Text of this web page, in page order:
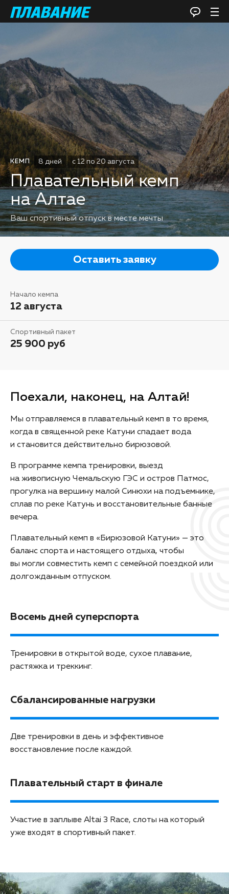
КЕМП 8 дней с 12 по 20 августа
Плавательный кемп
на Алтае
Ваш спортивный отпуск в месте мечты
Оставить заявку
Начало кемпа
12 августа
Спортивный пакет
25 900 руб
Поехали, наконец, на Алтай!
Мы отправляемся в плавательный кемп в то время,
когда в священной реке Катуни спадает вода
и становится действительно бирюзовой.
В программе кемпа тренировки, выезд
на живописную Чемальскую ГЭС и остров Патмос,
прогулка на вершину малой Синюхи на подъемнике,
сплав по реке Катунь и восстановительные банные
вечера.
Плавательный кемп в «Бирюзовой Катуни» — это
баланс спорта и настоящего отдыха, чтобы
вы могли совместить кемп с семейной поездкой или
долгожданным отпуском.
Восемь дней суперспорта
Тренировки в открытой воде, сухое плавание,
растяжка и треккинг.
Сбалансированные нагрузки
Две тренировки в день и эффективное
восстановление после каждой.
Плавательный старт в финале
Участие в заплыве Altai 3 Race, слоты на который
уже входят в спортивный пакет.